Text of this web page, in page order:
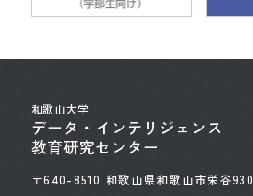
和歌山大学
データ・インテリジェンス
教育研究センター
〒640-8510 和歌山県和歌山市栄谷930